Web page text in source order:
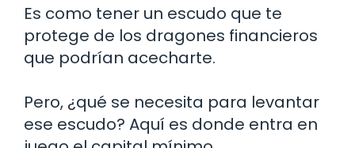
Es como tener un escudo que te
protege de los dragones financieros
que podrían acecharte.
Pero, ¿qué se necesita para levantar
ese escudo? Aquí es donde entra en